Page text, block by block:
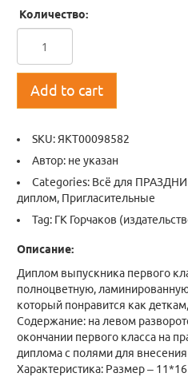
Количество:
Add to cart
SKU:ЯКТ00098582
Автор: не указан
Categories: Всё для
диплом, Пригласительные
Tag: ГК Горчаков
Описание:
Диплом выпускника первого
полноцветную,
который понравится как
Содержание: на левом
окончании первого класса на
диплома с полями для
Характеристика: Размер –